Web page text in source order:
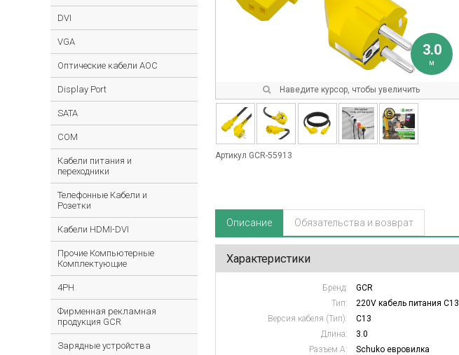
DVI
VGA
Оптические кабели AOC
Display Port
SATA
COM
Кабели питания и
переходники
Телефонные Кабели и
Розетки
Кабели HDMI-DVI
Прочие Компьютерные
Комплектующие
4PH
Фирменная рекламная
продукция GCR
Зарядные устройства
3.0
м
Наведите курсор, чтобы увеличить
Артикул GCR-55913
Описание Обязательства и возврат
Характеристики
Бренд:
GCR
Тип:
220V кабель питания C13
Версия кабеля (Тип):
C13
Длина:
3.0
Разъем А:
Schuko евровилка